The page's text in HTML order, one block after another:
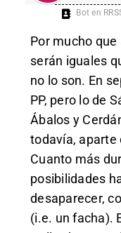
Bot en
Por mucho que
serán iguales
no lo son. En
PP, pero lo de
Ábalos y
todavía, aparte
Cuanto más
posibilidades
desaparecer,
(i.e. un facha).